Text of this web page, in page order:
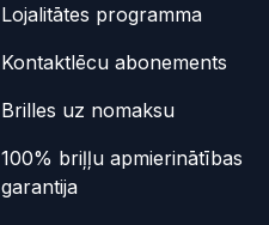
Lojalitātes programma
Kontaktlēcu abonements
Brilles uz nomaksu
100% briļļu apmierinātības
garantija